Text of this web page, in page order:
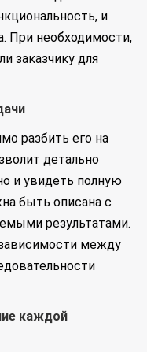
и
При необходимости,
заказчику для
разбить его на
детально
и увидеть полную
быть описана с
результатами.
между
каждой